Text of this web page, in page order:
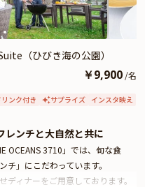
（ひびき海の公園）
￥9,900 /名
ンク付き サプライズ インスタ映え
レンチと大自然と共に
OCEANS 3710」では、旬な食
」にこだわっています。
ィナーをご用意しております。